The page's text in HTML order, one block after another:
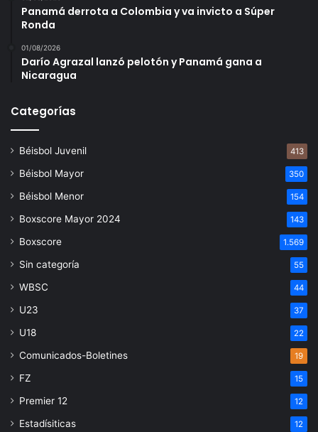
Panamá derrota a Colombia y va invicto a Súper
Ronda
01/08/2026
Darío Agrazal lanzó pelotón y Panamá gana a
Nicaragua
Categorías
Béisbol Juvenil 413
Béisbol Mayor 350
Béisbol Menor 154
Boxscore Mayor 2024 143
Boxscore 1.569
Sin categoría 55
WBSC 44
U23 37
U18 22
Comunicados-Boletines 19
FZ 15
Premier 12 12
Estadísiticas 12